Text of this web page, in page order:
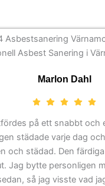
Marlon Dahl
på ett snabbt och
städade varje dag
och städad. Den
Jag bytte personligen
så jag visste vad